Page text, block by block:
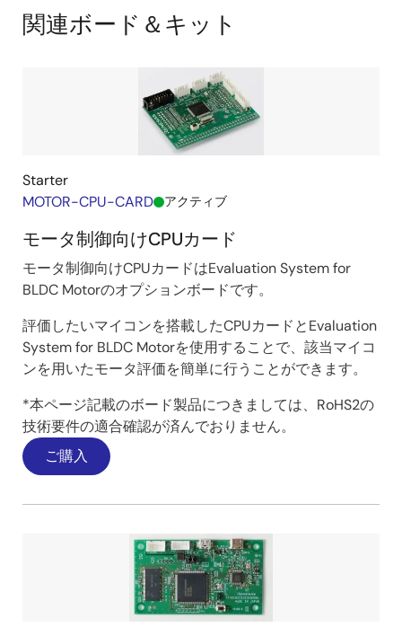
※1：ゼロ～低速時。高速時は誘起電圧オブザーバによる位置検
出に切り替えて運転
サレスベクトル制御」，R01AN6307
＠8極IPM，定格負荷（3.7Arms）
◆磁極位置推定誤差の改善と推定時間短
初期磁極位置推定機能を備えており、モータがどんな
位置にあっても0.2秒以下の高速位置推定が可能です。
み）を実現します。
⇒高速起動かつ滑らかなモータ回転制御が可能です。
画
関連ボード＆キット
Starter
MOTOR-CPU-CARD
アクティブ
モータ制御向けCPUカード
モータ制御向けCPUカードはEvaluation System for
BLDC Motorのオプションボードです。
評価したいマイコンを搭載したCPUカードとEvaluation
System for BLDC Motorを使用することで、該当マイコ
ンを用いたモータ評価を簡単に行うことができます。
*本ページ記載のボード製品につきましては、RoHS2の
技術要件の適合確認が済んでおりません。
ご購入